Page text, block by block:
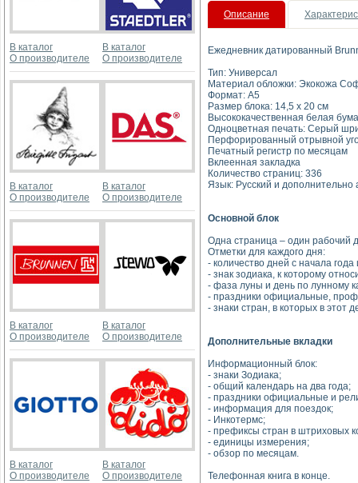
В каталог
О производителе
В каталог
О производителе
В каталог
О производителе
В каталог
О производителе
В каталог
О производителе
В каталог
О производителе
В каталог
О производителе
В каталог
О производителе
Описание
Ежедневник датированный
Тип: Универсал
Материал обложки: Экокожа
Формат: А5
Размер блока: 14,5 х 20 см
Высококачественная белая
Одноцветная печать: Серый
Перфорированный отрывной
Печатный регистр по месяцам
Вклеенная закладка
Количество страниц: 336
Язык: Русский и дополнительно
Основной блок
Одна страница – один рабочий
Отметки для каждого дня:
- количество дней с начала
- знак зодиака, к которому
- фаза луны и день по лунному
- праздники официальные,
- знаки стран, в которых в этот
Дополнительные вкладки
Информационный блок:
- знаки Зодиака;
- общий календарь на два года;
- праздники официальные и
- информация для поездок;
- Инкотермс;
- префиксы стран в штриховых
- единицы измерения;
- обзор по месяцам.
Телефонная книга в конце.